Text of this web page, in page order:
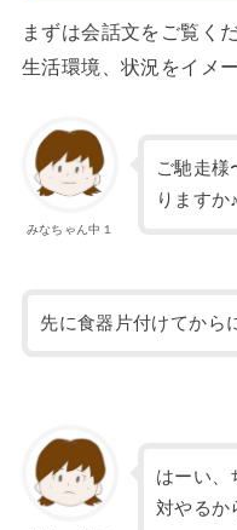
まずは会話文をご覧く
生活環境、状況をイメ
みなちゃん中１
ご馳走様
りますか♪
先に食器片付けてから
はーい、
対やるか